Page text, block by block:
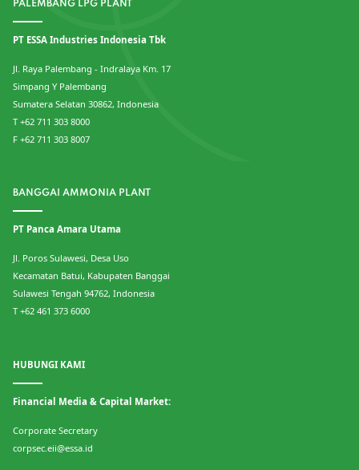
PALEMBANG LPG PLANT
PT ESSA Industries Indonesia Tbk
Jl. Raya Palembang - Indralaya Km. 17
Simpang Y Palembang
Sumatera Selatan 30862, Indonesia
T +62 711 303 8000
F +62 711 303 8007
BANGGAI AMMONIA PLANT
PT Panca Amara Utama
Jl. Poros Sulawesi, Desa Uso
Kecamatan Batui, Kabupaten Banggai
Sulawesi Tengah 94762, Indonesia
T +62 461 373 6000
HUBUNGI KAMI
Financial Media & Capital Market:
Corporate Secretary
corpsec.eii@essa.id